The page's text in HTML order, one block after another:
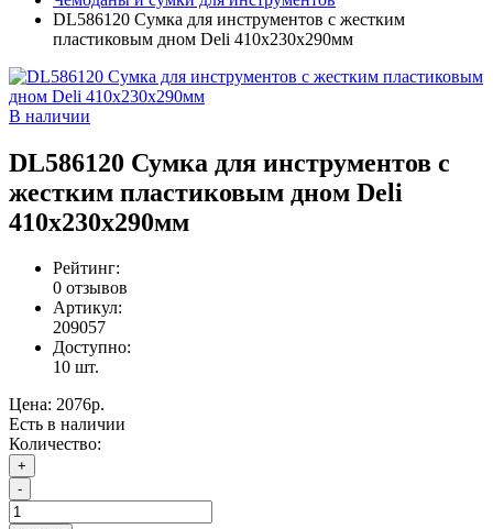
DL586120 Сумка для инструментов с жестким
пластиковым дном Deli 410х230х290мм
В наличии
DL586120 Сумка для инструментов с
жестким пластиковым дном Deli
410х230х290мм
Рейтинг:
0 отзывов
Артикул:
209057
Доступно:
10 шт.
Цена: 2076р.
Есть в наличии
Количество:
+
-